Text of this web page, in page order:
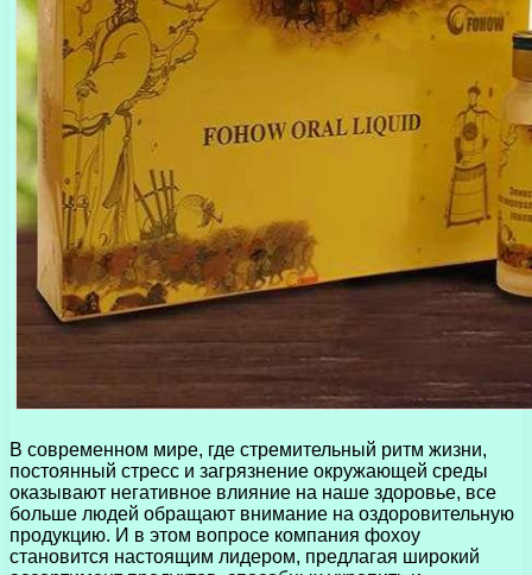
В современном мире, где стремительный ритм жизни,
постоянный стресс и загрязнение окружающей среды
оказывают негативное влияние на наше здоровье, все
больше людей обращают внимание на оздоровительную
продукцию. И в этом вопросе компания фохоу
становится настоящим лидером, предлагая широкий